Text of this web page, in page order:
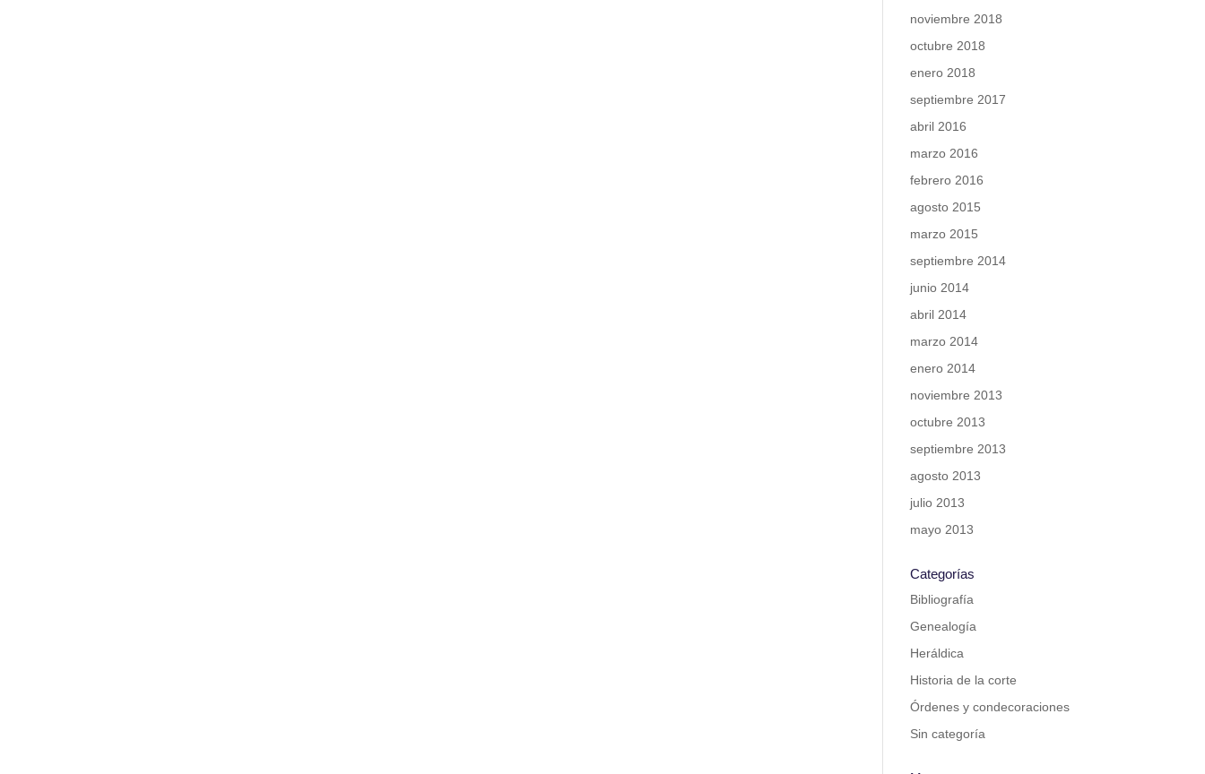
noviembre 2018
octubre 2018
enero 2018
septiembre 2017
abril 2016
marzo 2016
febrero 2016
agosto 2015
marzo 2015
septiembre 2014
junio 2014
abril 2014
marzo 2014
enero 2014
noviembre 2013
octubre 2013
septiembre 2013
agosto 2013
julio 2013
mayo 2013
Categorías
Bibliografía
Genealogía
Heráldica
Historia de la corte
Órdenes y condecoraciones
Sin categoría